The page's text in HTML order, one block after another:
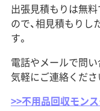
出張見積もりは無
ので、相見積もり
す。
電話やメールで問
気軽にご連絡くださ
>>不用品回収モン